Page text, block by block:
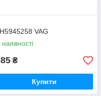
VAG
наявності
₴
Купити